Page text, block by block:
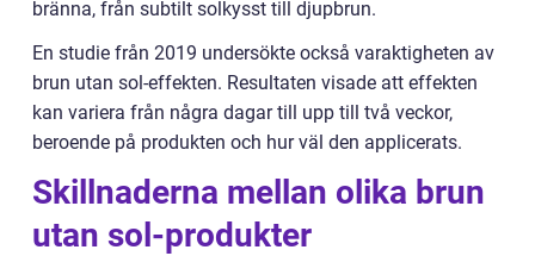
bränna, från subtilt solkysst till djupbrun.
En studie från 2019 undersökte också varaktigheten av
brun utan sol-effekten. Resultaten visade att effekten
kan variera från några dagar till upp till två veckor,
beroende på produkten och hur väl den applicerats.
Skillnaderna mellan olika brun
utan sol-produkter